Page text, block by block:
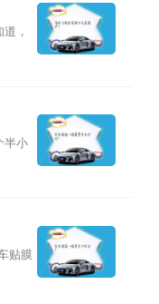
，
半小
贴膜